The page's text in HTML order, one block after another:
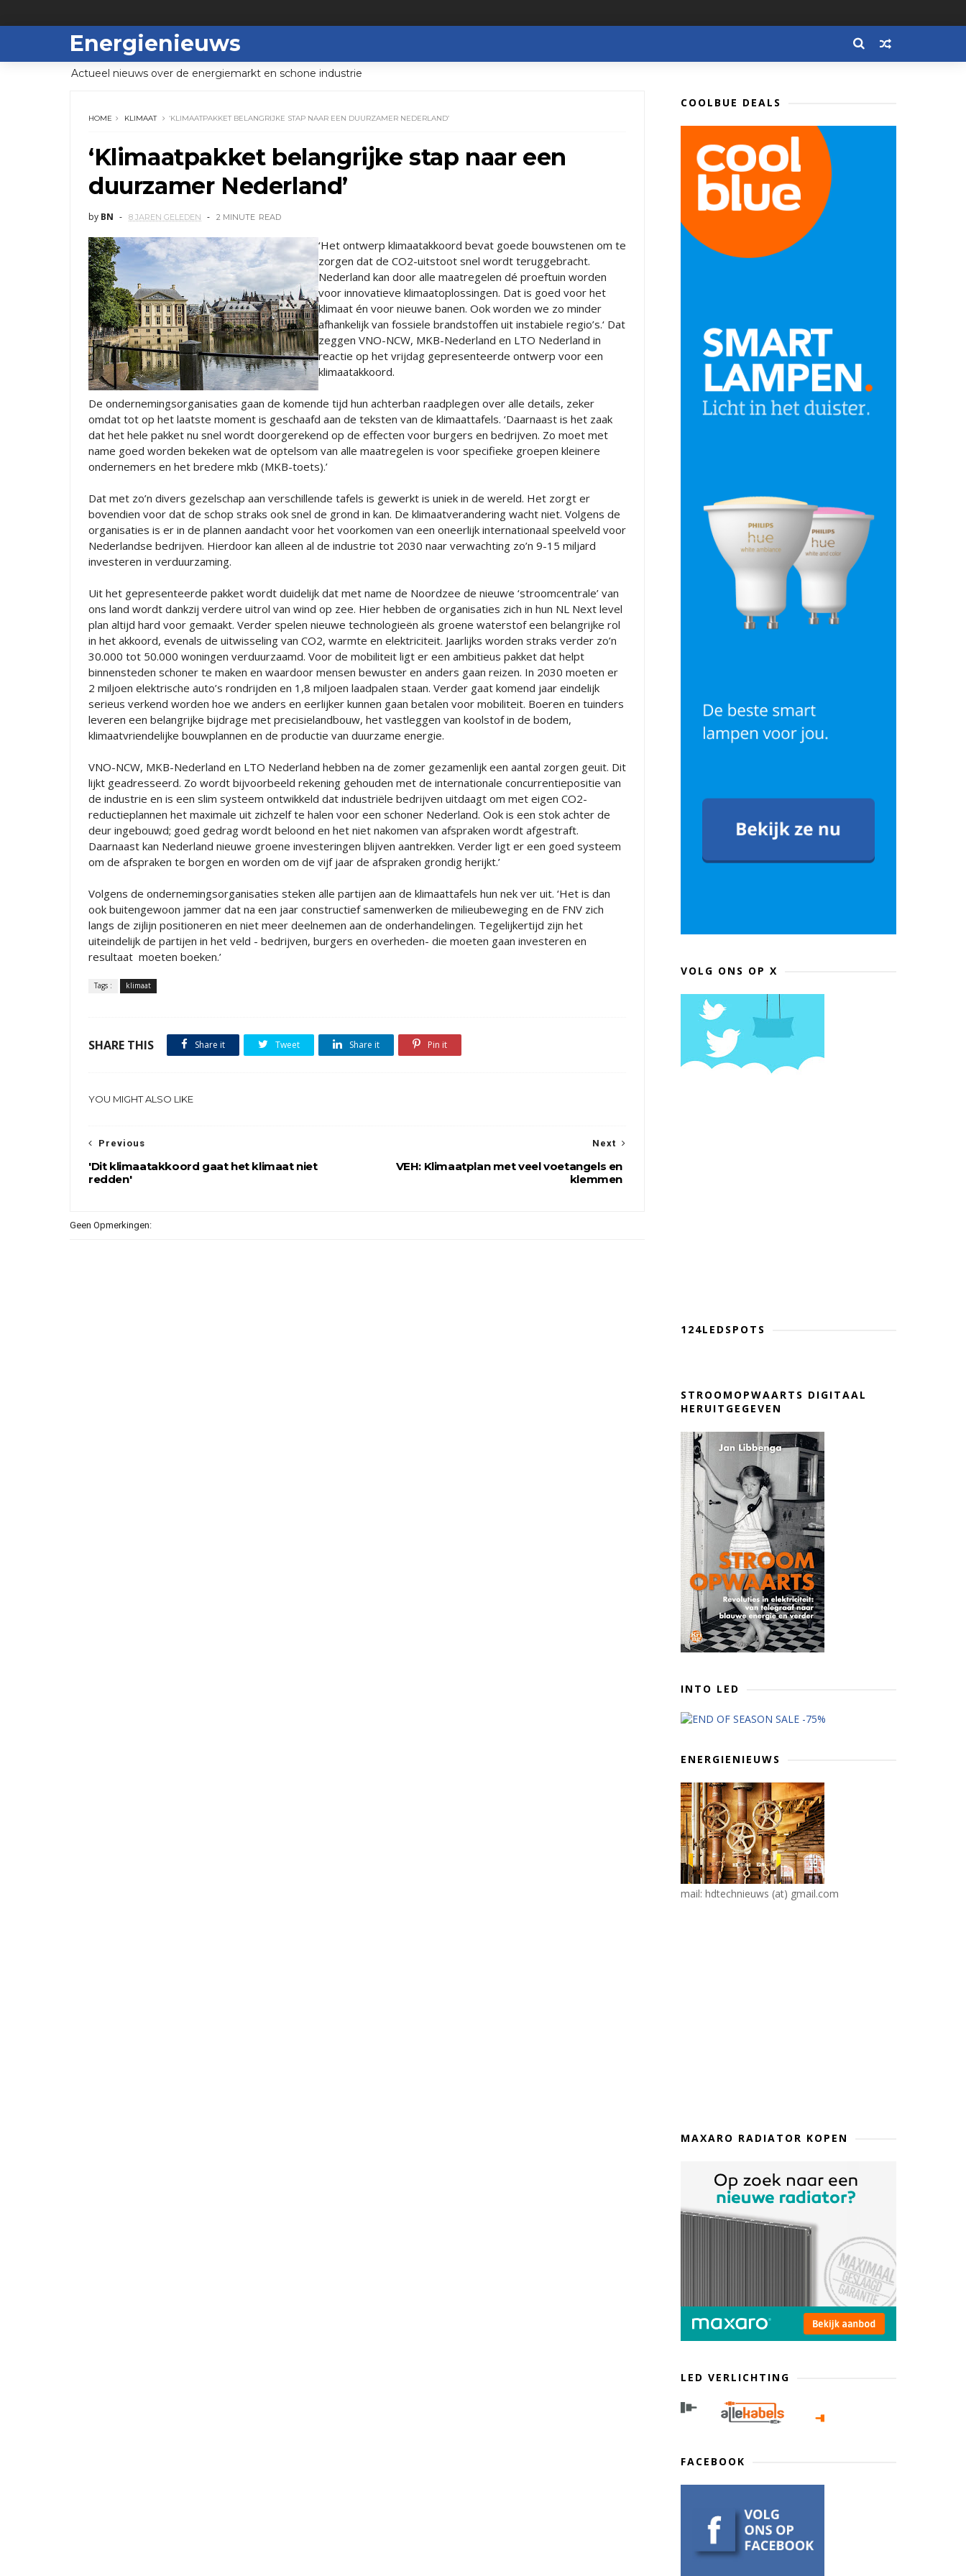
Energienieuws
Actueel nieuws over de energiemarkt en schone industrie
HOME KLIMAAT ‘KLIMAATPAKKET BELANGRIJKE STAP NAAR EEN DUURZAMER NEDERLAND’
‘Klimaatpakket belangrijke stap naar een
duurzamer Nederland’
by BN 8 JAREN GELEDEN 2 MINUTE READ
‘Het ontwerp klimaatakkoord bevat goede bouwstenen om te
zorgen dat de CO2-uitstoot snel wordt teruggebracht.
Nederland kan door alle maatregelen dé proeftuin worden
voor innovatieve klimaatoplossingen. Dat is goed voor het
klimaat én voor nieuwe banen. Ook worden we zo minder
afhankelijk van fossiele brandstoffen uit instabiele regio’s.‘ Dat
zeggen VNO-NCW, MKB-Nederland en LTO Nederland in
reactie op het vrijdag gepresenteerde ontwerp voor een
klimaatakkoord.
De ondernemingsorganisaties gaan de komende tijd hun achterban raadplegen over alle details, zeker
omdat tot op het laatste moment is geschaafd aan de teksten van de klimaattafels. ‘Daarnaast is het zaak
dat het hele pakket nu snel wordt doorgerekend op de effecten voor burgers en bedrijven. Zo moet met
name goed worden bekeken wat de optelsom van alle maatregelen is voor specifieke groepen kleinere
ondernemers en het bredere mkb (MKB-toets).’
Dat met zo’n divers gezelschap aan verschillende tafels is gewerkt is uniek in de wereld. Het zorgt er
bovendien voor dat de schop straks ook snel de grond in kan. De klimaatverandering wacht niet. Volgens de
organisaties is er in de plannen aandacht voor het voorkomen van een oneerlijk internationaal speelveld voor
Nederlandse bedrijven. Hierdoor kan alleen al de industrie tot 2030 naar verwachting zo’n 9-15 miljard
investeren in verduurzaming.
Uit het gepresenteerde pakket wordt duidelijk dat met name de Noordzee de nieuwe ‘stroomcentrale’ van
ons land wordt dankzij verdere uitrol van wind op zee. Hier hebben de organisaties zich in hun NL Next level
plan altijd hard voor gemaakt. Verder spelen nieuwe technologieën als groene waterstof een belangrijke rol
in het akkoord, evenals de uitwisseling van CO2, warmte en elektriciteit. Jaarlijks worden straks verder zo’n
30.000 tot 50.000 woningen verduurzaamd. Voor de mobiliteit ligt er een ambitieus pakket dat helpt
binnensteden schoner te maken en waardoor mensen bewuster en anders gaan reizen. In 2030 moeten er
2 miljoen elektrische auto’s rondrijden en 1,8 miljoen laadpalen staan. Verder gaat komend jaar eindelijk
serieus verkend worden hoe we anders en eerlijker kunnen gaan betalen voor mobiliteit. Boeren en tuinders
leveren een belangrijke bijdrage met precisielandbouw, het vastleggen van koolstof in de bodem,
klimaatvriendelijke bouwplannen en de productie van duurzame energie.
VNO-NCW, MKB-Nederland en LTO Nederland hebben na de zomer gezamenlijk een aantal zorgen geuit. Dit
lijkt geadresseerd. Zo wordt bijvoorbeeld rekening gehouden met de internationale concurrentiepositie van
de industrie en is een slim systeem ontwikkeld dat industriële bedrijven uitdaagt om met eigen CO2-
reductieplannen het maximale uit zichzelf te halen voor een schoner Nederland. Ook is een stok achter de
deur ingebouwd; goed gedrag wordt beloond en het niet nakomen van afspraken wordt afgestraft.
Daarnaast kan Nederland nieuwe groene investeringen blijven aantrekken. Verder ligt er een goed systeem
om de afspraken te borgen en worden om de vijf jaar de afspraken grondig herijkt.’
Volgens de ondernemingsorganisaties steken alle partijen aan de klimaattafels hun nek ver uit. ‘Het is dan
ook buitengewoon jammer dat na een jaar constructief samenwerken de milieubeweging en de FNV zich
langs de zijlijn positioneren en niet meer deelnemen aan de onderhandelingen. Tegelijkertijd zijn het
uiteindelijk de partijen in het veld - bedrijven, burgers en overheden- die moeten gaan investeren en
resultaat moeten boeken.’
Tags : klimaat
SHARE THIS Share it Tweet Share it Pin it
YOU MIGHT ALSO LIKE
Next
VEH: Klimaatplan met veel voetangels en
klemmen
Previous
'Dit klimaatakkoord gaat het klimaat niet
redden'
Geen Opmerkingen:
COOLBUE DEALS
VOLG ONS OP X
124LEDSPOTS
STROOMOPWAARTS DIGITAAL
HERUITGEGEVEN
INTO LED
ENERGIENIEUWS
mail: hdtechnieuws (at) gmail.com
MAXARO RADIATOR KOPEN
LED VERLICHTING
FACEBOOK